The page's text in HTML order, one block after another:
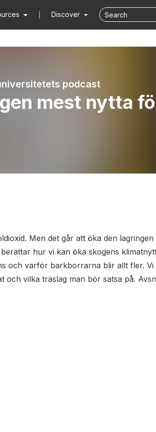
Discover
podcast
mest nytta
Men det går att öka den lagringen
hur vi kan öka skogens
och varför barkborrarna blir allt fler. Vi
vilka träslag man bör satsa på.